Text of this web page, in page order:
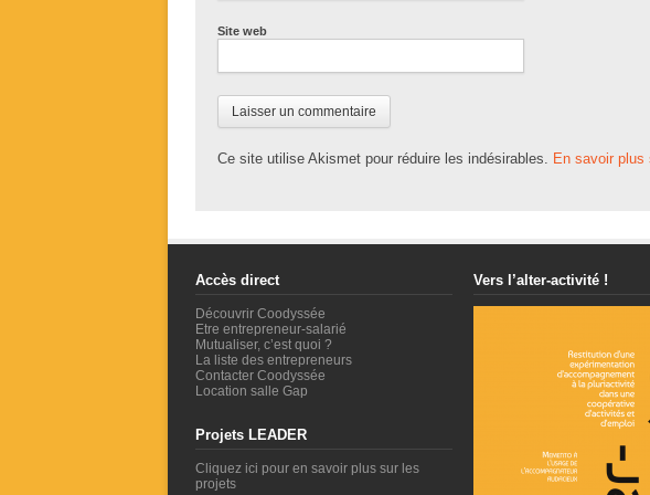
Site web
Ce site utilise Akismet pour réduire les indésirables. En savoir
Accès direct
Découvrir Coodyssée
Etre entrepreneur-salarié
Mutualiser, c’est quoi ?
La liste des entrepreneurs
Contacter Coodyssée
Location salle Gap
Projets LEADER
Cliquez ici pour en savoir plus sur les
projets
Vers l’alter-activité !